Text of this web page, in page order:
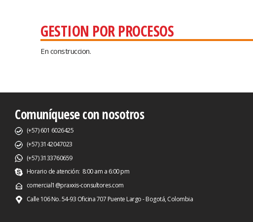
GESTION POR PROCESOS
En construccion.
Comuníquese con nosotros
(+57) 601 6026425
(+57) 3142047023
(+57) 3133760659
Horario de atención: 8:00 am a 6:00 pm
comercial1@praxxis-consultores.com
Calle 106 No. 54-93 Oficina 707 Puente Largo - Bogotá, Colombia